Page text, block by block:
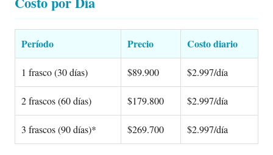
Período Precio Costo diario
1 frasco (30 días) $89.900 $2.997/día
2 frascos (60 días) $179.800 $2.997/día
3 frascos (90 días)* $269.700 $2.997/día